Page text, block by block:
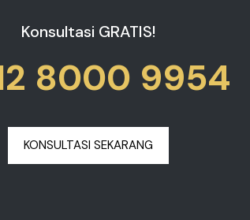
Konsultasi GRATIS!
8000 9954
KONSULTASI SEKARANG